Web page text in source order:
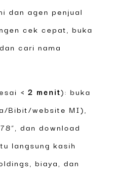
dan agen penjual
cek cepat, buka
cari nama
< 2 menit): buka
Bibit/website MI),
dan download
langsung kasih
biaya, dan